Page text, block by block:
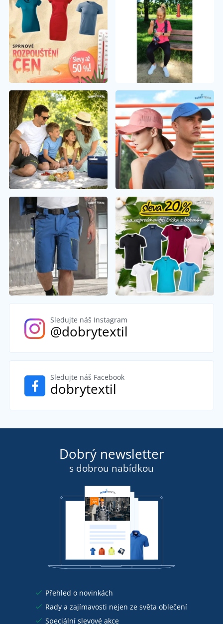
Sledujte náš Instagram
@dobrytextil
Sledujte náš Facebook
dobrytextil
Dobrý newsletter
s dobrou nabídkou
Přehled o novinkách
Rady a zajímavosti nejen ze světa oblečení
Speciální slevové akce